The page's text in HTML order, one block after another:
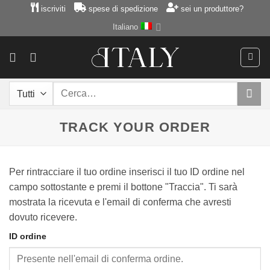
contenuti
iscriviti spese di spedizione
sei un produttore?
Italiano
Cerca:
TRACK YOUR ORDER
Per rintracciare il tuo ordine inserisci il tuo ID ordine nel
campo sottostante e premi il bottone "Traccia". Ti sarà
mostrata la ricevuta e l'email di conferma che avresti
dovuto ricevere.
ID ordine